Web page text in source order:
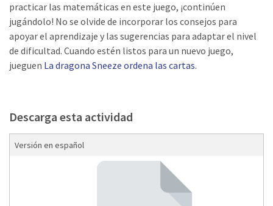
practicar las matemáticas en este juego, ¡continúen
jugándolo! No se olvide de incorporar los consejos para
apoyar el aprendizaje y las sugerencias para adaptar el nivel
de dificultad. Cuando estén listos para un nuevo juego,
jueguen La dragona Sneeze ordena las cartas.
Descarga esta actividad
Versión en español
Descarga Spanish card game 2